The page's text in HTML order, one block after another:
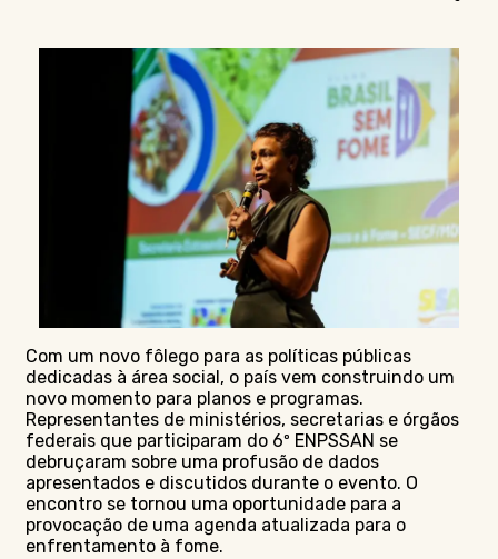
Com um novo fôlego para as políticas públicas
dedicadas à área social, o país vem construindo um
novo momento para planos e programas.
Representantes de ministérios, secretarias e órgãos
federais que participaram do 6º ENPSSAN se
debruçaram sobre uma profusão de dados
apresentados e discutidos durante o evento. O
encontro se tornou uma oportunidade para a
provocação de uma agenda atualizada para o
enfrentamento à fome.